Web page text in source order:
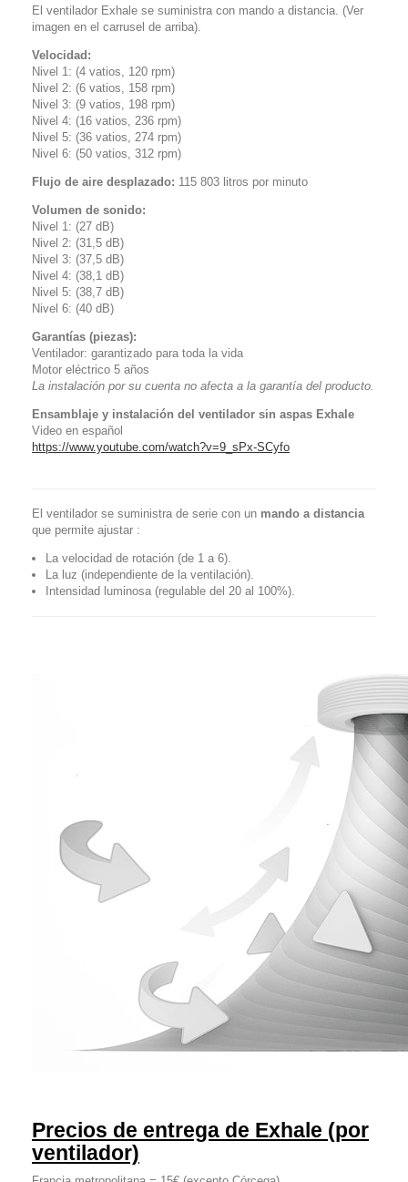
El ventilador Exhale se suministra con mando a distancia. (Ver
imagen en el carrusel de arriba).
Velocidad:
Nivel 1: (4 vatios, 120 rpm)
Nivel 2: (6 vatios, 158 rpm)
Nivel 3: (9 vatios, 198 rpm)
Nivel 4: (16 vatios, 236 rpm)
Nivel 5: (36 vatios, 274 rpm)
Nivel 6: (50 vatios, 312 rpm)
Flujo de aire desplazado: 115 803 litros por minuto
Volumen de sonido:
Nivel 1: (27 dB)
Nivel 2: (31,5 dB)
Nivel 3: (37,5 dB)
Nivel 4: (38,1 dB)
Nivel 5: (38,7 dB)
Nivel 6: (40 dB)
Garantías (piezas):
Ventilador: garantizado para toda la vida
Motor eléctrico 5 años
La instalación por su cuenta no afecta a la garantía del producto.
Ensamblaje y instalación del ventilador sin aspas Exhale
Video en español
https://www.youtube.com/watch?v=9_sPx-SCyfo
El ventilador se suministra de serie con un mando a distancia
que permite ajustar :
La velocidad de rotación (de 1 a 6).
La luz (independiente de la ventilación).
Intensidad luminosa (regulable del 20 al 100%).
Precios de entrega de Exhale (por
ventilador)